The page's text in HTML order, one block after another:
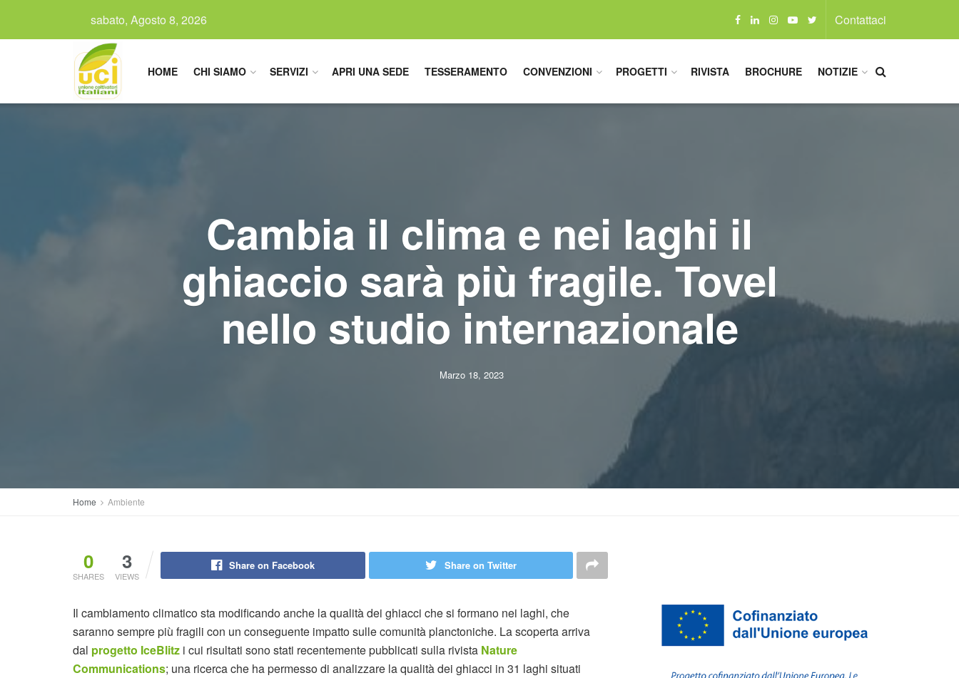
sabato, Agosto 8, 2026 Contattaci
HOME CHI SIAMO SERVIZI APRI UNA SEDE TESSERAMENTO CONVENZIONI PROGETTI RIVISTA BROCHURE NOTIZIE
Cambia il clima e nei laghi il
ghiaccio sarà più fragile. Tovel
nello studio internazionale
Marzo 18, 2023
Home Ambiente
0
SHARES
3
VIEWS
Share on Facebook Share on Twitter
Il cambiamento climatico sta modificando anche la qualità dei ghiacci che si formano nei laghi, che
saranno sempre più fragili con un conseguente impatto sulle comunità planctoniche. La scoperta arriva
dal progetto IceBlitz i cui risultati sono stati recentemente pubblicati sulla rivista Nature
Communications; una ricerca che ha permesso di analizzare la qualità dei ghiacci in 31 laghi situati